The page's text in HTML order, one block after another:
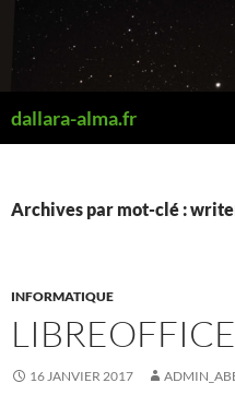
contenu
dallara-alma.fr
Archives par mot-clé :
INFORMATIQUE
16 JANVIER 2017